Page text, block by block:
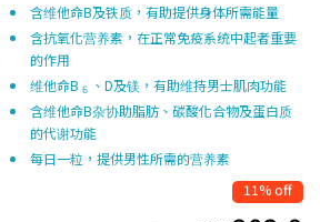
含维他命B及铁质，有助提供身体所需能量
含抗氧化营养素，在正常免疫系统中起者重要
的作用
维他命B 6 、D及镁，有助维持男士肌肉功能
含维他命B杂协助脂肪、碳酸化合物及蛋白质
的代谢功能
每日一粒，提供男性所需的营养素
11% off